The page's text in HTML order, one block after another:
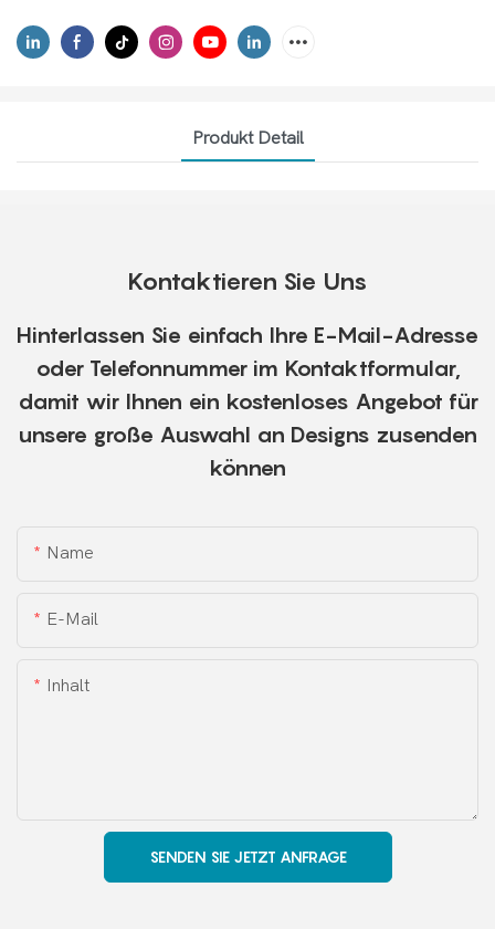
Produkt Detail
Kontaktieren Sie Uns
Hinterlassen Sie einfach Ihre E-Mail-Adresse
oder Telefonnummer im Kontaktformular,
damit wir Ihnen ein kostenloses Angebot für
unsere große Auswahl an Designs zusenden
können
Name
E-Mail
Inhalt
SENDEN SIE JETZT ANFRAGE